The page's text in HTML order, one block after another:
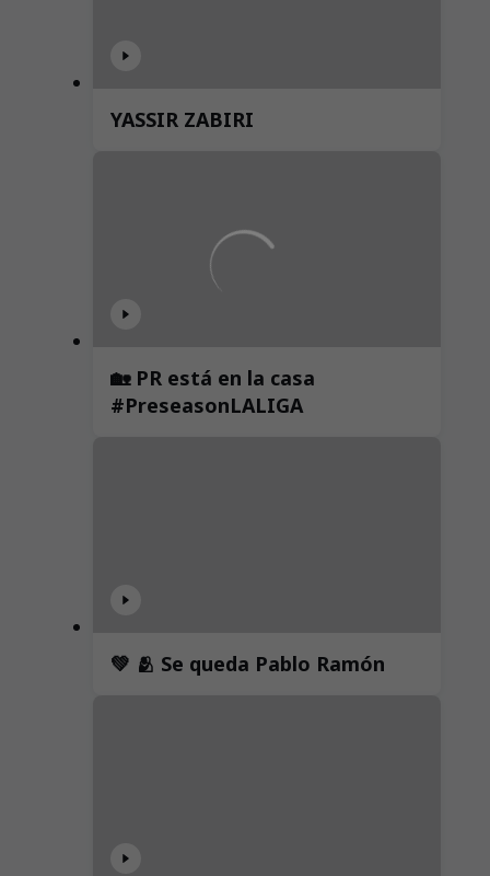
YASSIR ZABIRI
🏡 PR está en la casa
#PreseasonLALIGA
💚 🫂 Se queda Pablo Ramón